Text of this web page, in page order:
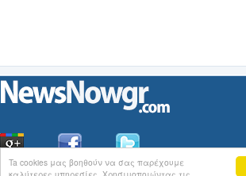
Ta cookies μας βοηθούν να σας παρέχουμε